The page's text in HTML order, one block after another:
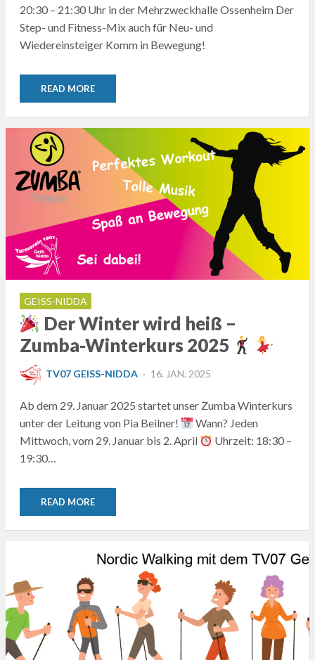
20:30 – 21:30 Uhr in der Mehrzweckhalle Ossenheim Der
Step- und Fitness-Mix auch für Neu- und
Wiedereinsteiger Komm in Bewegung!
READ MORE
GEISS-NIDDA
Der Winter wird heiß –
Zumba-Winterkurs 2025
TV07 GEISS-NIDDA
POSTED
16. JAN. 2025
Ab dem 29. Januar 2025 startet unser Zumba Winterkurs
unter der Leitung von Pia Beilner!
Wann? Jeden
Mittwoch, vom 29. Januar bis 2. April
Uhrzeit: 18:30 –
19:30…
READ MORE